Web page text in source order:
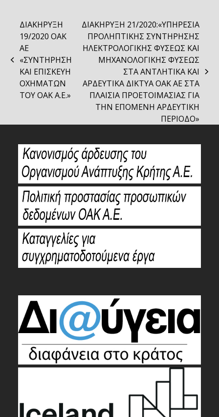
previous
post:
ΔΙΑΚΗΡΥΞΗ
19/2020 ΟΑΚ
ΑΕ
«ΣΥΝΤΗΡΗΣΗ
ΚΑΙ ΕΠΙΣΚΕΥΗ
ΟΧΗΜΑΤΩΝ
ΤΟΥ ΟΑΚ Α.Ε.»
post:
ΔΙΑΚΗΡΥΞΗ 21/2020:«ΥΠΗΡΕΣΙΑ
ΠΡΟΛΗΠΤΙΚΗΣ ΣΥΝΤΗΡΗΣΗΣ
ΗΛΕΚΤΡΟΛΟΓΙΚΗΣ ΦΥΣΕΩΣ ΚΑΙ
ΜΗΧΑΝΟΛΟΓΙΚΗΣ ΦΥΣΕΩΣ
ΣΤΑ ΑΝΤΛΗΤΙΚΑ ΚΑΙ
ΑΡΔΕΥΤΙΚΑ ΔΙΚΤΥΑ ΟΑΚ ΑΕ ΣΤΑ
ΠΛΑΙΣΙΑ ΠΡΟΕΤΟΙΜΑΣΙΑΣ ΓΙΑ
ΤΗΝ ΕΠΟΜΕΝΗ ΑΡΔΕΥΤΙΚΗ
ΠΕΡΙΟΔΟ»